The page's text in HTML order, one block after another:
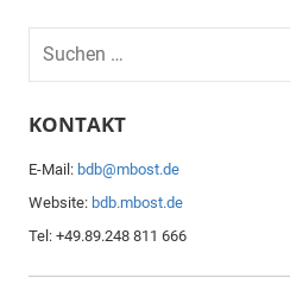
u
e
n
n
a
KONTAKT
E-Mail: bdb@mbost.de
Website: bdb.mbost.de
Tel: +49.89.248 811 666